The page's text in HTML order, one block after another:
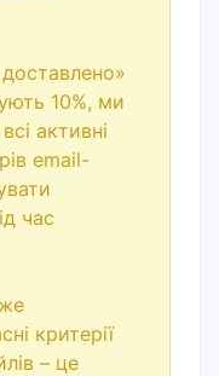
10%, ми
активні
email-
час
критерії
– це